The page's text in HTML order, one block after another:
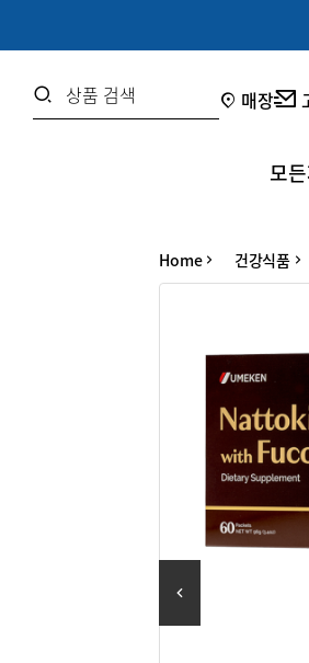
Search 매장
모
Home 건강식품
Password
비밀번호 찾